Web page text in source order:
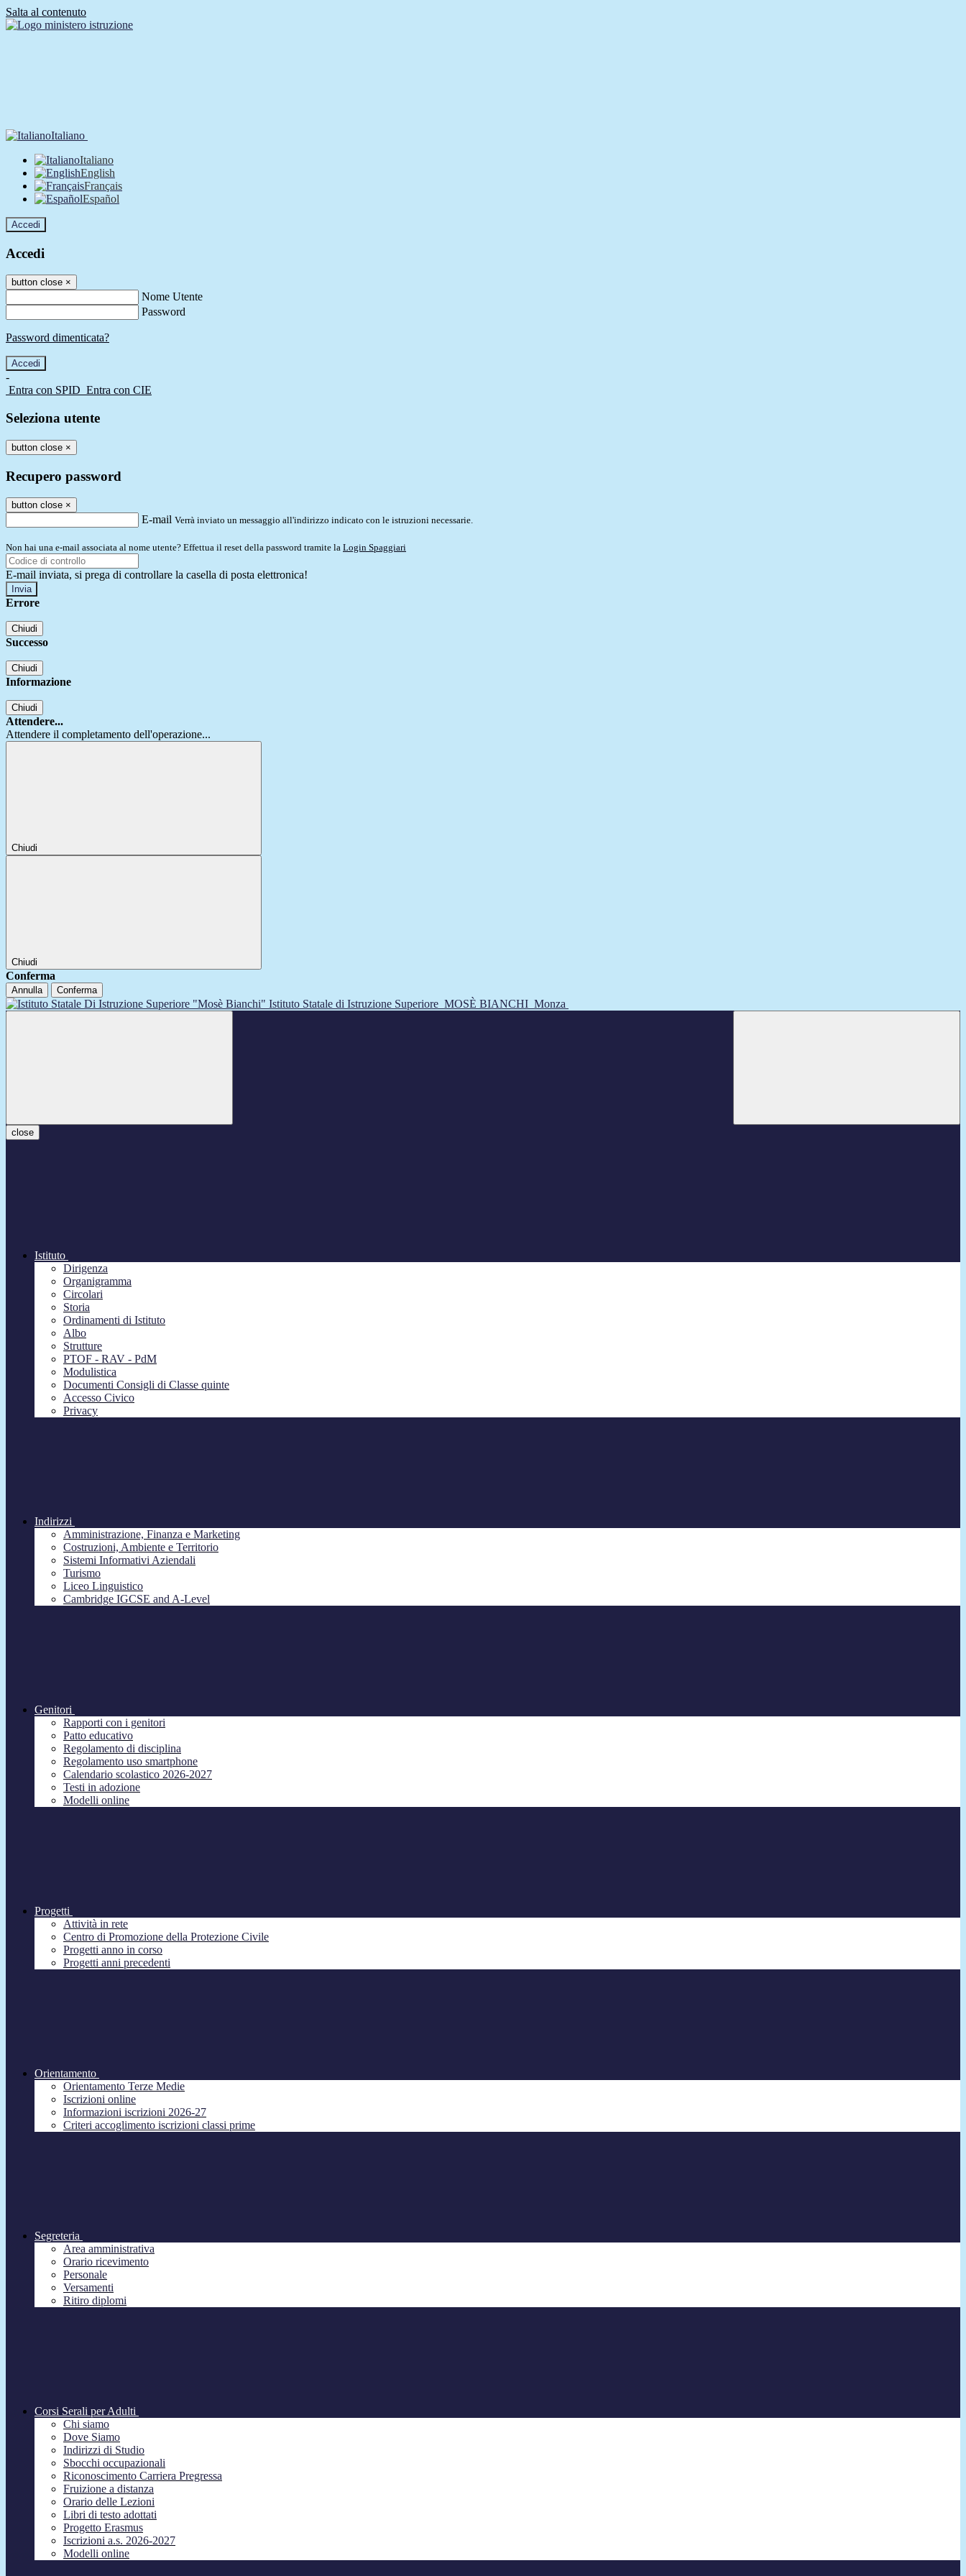
Salta al contenuto
Italiano
Italiano
English
Français
Español
Accedi
Accedi
button close ×
Nome Utente
Password
Password dimenticata?
-
Entra con SPID Entra con CIE
Seleziona utente
button close ×
Recupero password
button close ×
E-mail Verrà inviato un messaggio all'indirizzo indicato con le istruzioni necessarie.
Non hai una e-mail associata al nome utente? Effettua il reset della password tramite la Login Spaggiari
E-mail inviata, si prega di controllare la casella di posta elettronica!
Errore
Chiudi
Successo
Chiudi
Informazione
Chiudi
Attendere...
Attendere il completamento dell'operazione...
Chiudi
Chiudi
Conferma
Annulla Conferma
Istituto Statale di Istruzione Superiore MOSÈ BIANCHI Monza
close
Istituto
Dirigenza
Organigramma
Circolari
Storia
Ordinamenti di Istituto
Albo
Strutture
PTOF - RAV - PdM
Modulistica
Documenti Consigli di Classe quinte
Accesso Civico
Privacy
Indirizzi
Amministrazione, Finanza e Marketing
Costruzioni, Ambiente e Territorio
Sistemi Informativi Aziendali
Turismo
Liceo Linguistico
Cambridge IGCSE and A-Level
Genitori
Rapporti con i genitori
Patto educativo
Regolamento di disciplina
Regolamento uso smartphone
Calendario scolastico 2026-2027
Testi in adozione
Modelli online
Progetti
Attività in rete
Centro di Promozione della Protezione Civile
Progetti anno in corso
Progetti anni precedenti
Orientamento
Orientamento Terze Medie
Iscrizioni online
Informazioni iscrizioni 2026-27
Criteri accoglimento iscrizioni classi prime
Segreteria
Area amministrativa
Orario ricevimento
Personale
Versamenti
Ritiro diplomi
Corsi Serali per Adulti
Chi siamo
Dove Siamo
Indirizzi di Studio
Sbocchi occupazionali
Riconoscimento Carriera Pregressa
Fruizione a distanza
Orario delle Lezioni
Libri di testo adottati
Progetto Erasmus
Iscrizioni a.s. 2026-2027
Modelli online